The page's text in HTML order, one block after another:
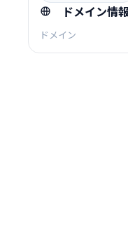
ドメイン情
ドメイン